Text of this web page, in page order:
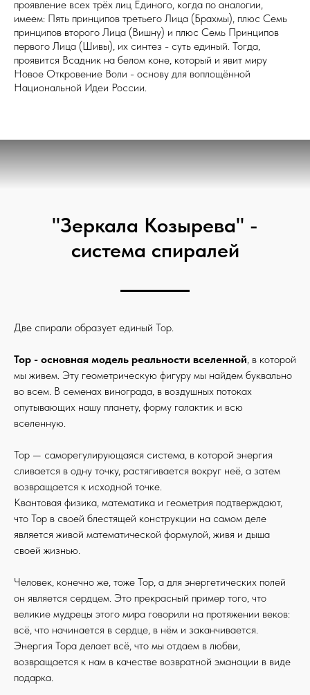
проявление всех трёх лиц Единого, когда по аналогии,
имеем: Пять принципов третьего Лица (Брахмы), плюс Семь
принципов второго Лица (Вишну) и плюс Семь Принципов
первого Лица (Шивы), их синтез - суть единый. Тогда,
проявится Всадник на белом коне, который и явит миру
Новое Откровение Воли - основу для воплощённой
Национальной Идеи России.
"Зеркала Козырева" -
система спиралей
Две спирали образует единый Тор.
Тор - основная модель реальности вселенной, в которой
мы живем. Эту геометрическую фигуру мы найдем буквально
во всем. В семенах винограда, в воздушных потоках
опутывающих нашу планету, форму галактик и всю
вселенную.
Тор — саморегулирующаяся система, в которой энергия
сливается в одну точку, растягивается вокруг неё, а затем
возвращается к исходной точке.
Квантовая физика, математика и геометрия подтверждают,
что Тор в своей блестящей конструкции на самом деле
является живой математической формулой, живя и дыша
своей жизнью.
Человек, конечно же, тоже Тор, а для энергетических полей
он является сердцем. Это прекрасный пример того, что
великие мудрецы этого мира говорили на протяжении веков:
всё, что начинается в сердце, в нём и заканчивается.
Энергия Тора делает всё, что мы отдаем в любви,
возвращается к нам в качестве возвратной эманации в виде
подарка.